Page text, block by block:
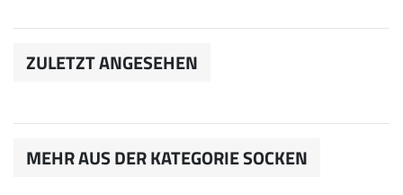
ZULETZT ANGESEHEN
MEHR AUS DER KATEGORIE SOCKEN